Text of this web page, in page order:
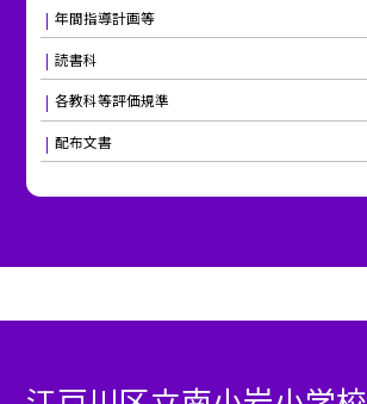
年間指導計画等
読書科
各教科等評価規準
配布文書